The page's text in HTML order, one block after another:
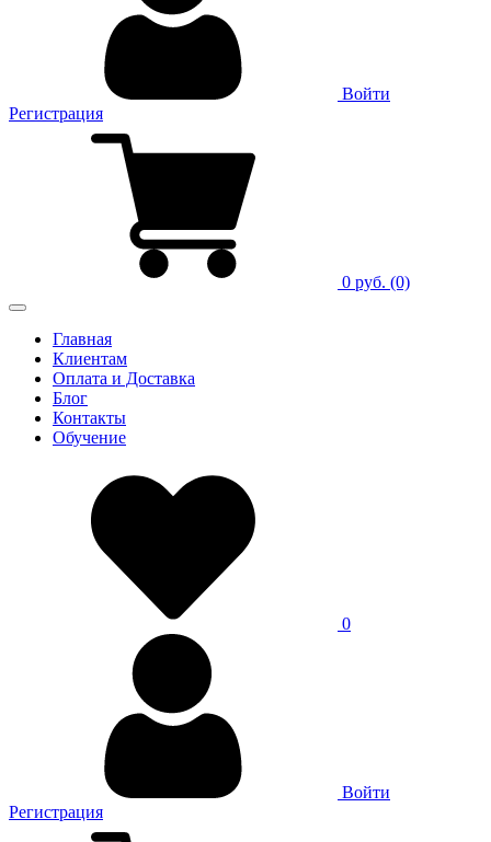
Войти
Регистрация
0 руб. (0)
Главная
Клиентам
Оплата и Доставка
Блог
Контакты
Обучение
0
Войти
Регистрация